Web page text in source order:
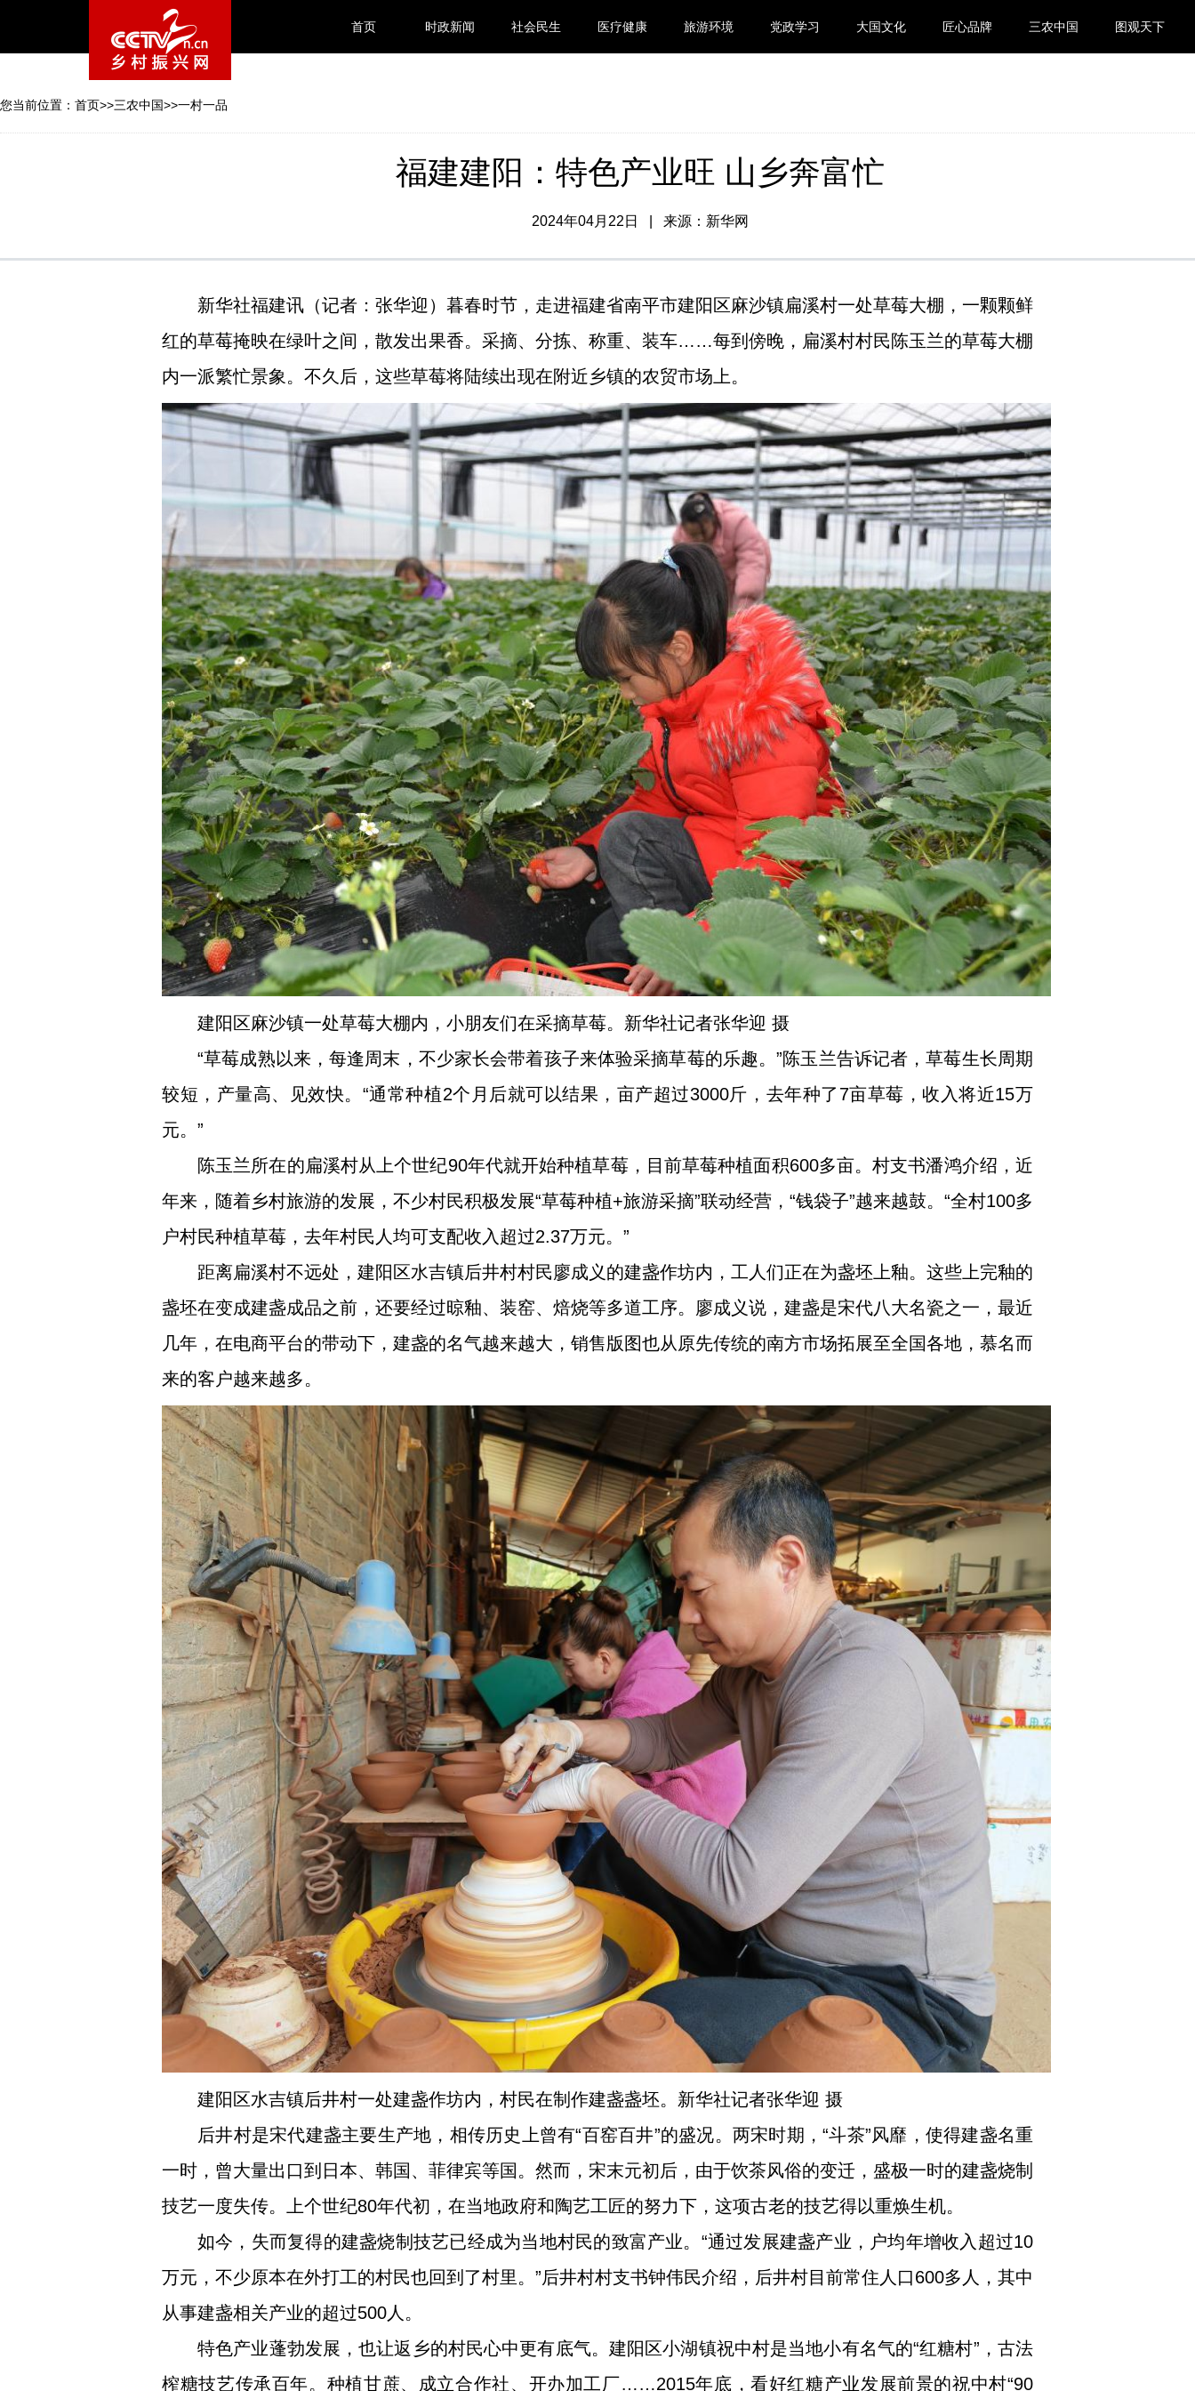
首页 时政新闻 社会民生 医疗健康 旅游环境 党政学习 大国文化 匠心品牌 三农中国 图观天下
您当前位置： 首页>>三农中国>>一村一品
福建建阳：特色产业旺 山乡奔富忙
2024年04月22日 | 来源：新华网
新华社福建讯（记者：张华迎）暮春时节，走进福建省南平市建阳区麻沙镇扁溪村一处草莓大棚，一颗颗鲜
红的草莓掩映在绿叶之间，散发出果香。采摘、分拣、称重、装车……每到傍晚，扁溪村村民陈玉兰的草莓大棚
内一派繁忙景象。不久后，这些草莓将陆续出现在附近乡镇的农贸市场上。
建阳区麻沙镇一处草莓大棚内，小朋友们在采摘草莓。新华社记者张华迎 摄
“草莓成熟以来，每逢周末，不少家长会带着孩子来体验采摘草莓的乐趣。”陈玉兰告诉记者，草莓生长周期
较短，产量高、见效快。“通常种植2个月后就可以结果，亩产超过3000斤，去年种了7亩草莓，收入将近15万
元。”
陈玉兰所在的扁溪村从上个世纪90年代就开始种植草莓，目前草莓种植面积600多亩。村支书潘鸿介绍，近
年来，随着乡村旅游的发展，不少村民积极发展“草莓种植+旅游采摘”联动经营，“钱袋子”越来越鼓。“全村100多
户村民种植草莓，去年村民人均可支配收入超过2.37万元。”
距离扁溪村不远处，建阳区水吉镇后井村村民廖成义的建盏作坊内，工人们正在为盏坯上釉。这些上完釉的
盏坯在变成建盏成品之前，还要经过晾釉、装窑、焙烧等多道工序。廖成义说，建盏是宋代八大名瓷之一，最近
几年，在电商平台的带动下，建盏的名气越来越大，销售版图也从原先传统的南方市场拓展至全国各地，慕名而
来的客户越来越多。
建阳区水吉镇后井村一处建盏作坊内，村民在制作建盏盏坯。新华社记者张华迎 摄
后井村是宋代建盏主要生产地，相传历史上曾有“百窑百井”的盛况。两宋时期，“斗茶”风靡，使得建盏名重
一时，曾大量出口到日本、韩国、菲律宾等国。然而，宋末元初后，由于饮茶风俗的变迁，盛极一时的建盏烧制
技艺一度失传。上个世纪80年代初，在当地政府和陶艺工匠的努力下，这项古老的技艺得以重焕生机。
如今，失而复得的建盏烧制技艺已经成为当地村民的致富产业。“通过发展建盏产业，户均年增收入超过10
万元，不少原本在外打工的村民也回到了村里。”后井村村支书钟伟民介绍，后井村目前常住人口600多人，其中
从事建盏相关产业的超过500人。
特色产业蓬勃发展，也让返乡的村民心中更有底气。建阳区小湖镇祝中村是当地小有名气的“红糖村”，古法
榨糖技艺传承百年。种植甘蔗、成立合作社、开办加工厂……2015年底，看好红糖产业发展前景的祝中村“90